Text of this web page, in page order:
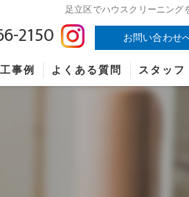
足立区でハウスクリーニン
2150 お問い合わせ
事例 よくある質問 スタッフ